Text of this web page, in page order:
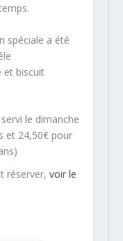
spéciale a été
et biscuit
le dimanche
et 24,50€ pour
réserver, voir le